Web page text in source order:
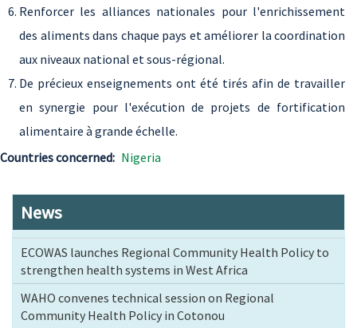
Renforcer les alliances nationales pour l'enrichissement
des aliments dans chaque pays et améliorer la coordination
aux niveaux national et sous-régional.
De précieux enseignements ont été tirés afin de travailler
en synergie pour l'exécution de projets de fortification
alimentaire à grande échelle.
Countries concerned Nigeria
News
ECOWAS launches Regional Community Health Policy to
strengthen health systems in West Africa
WAHO convenes technical session on Regional
Community Health Policy in Cotonou